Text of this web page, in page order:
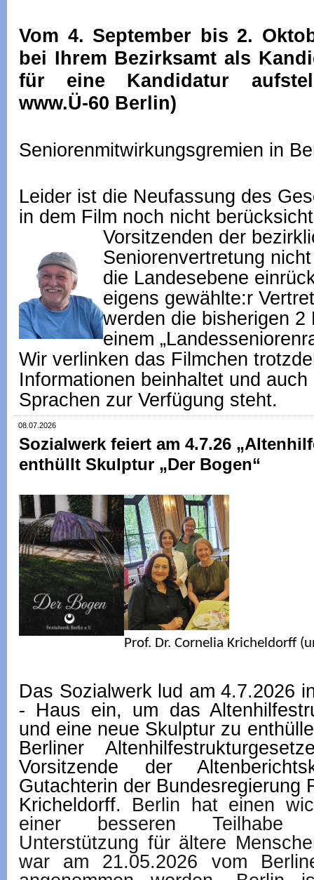
Vom 4. September bis 2.
bei Ihrem Bezirksamt als
für eine Kandidatur
www.Ü-60 Berlin)
Seniorenmitwirkungsgremien in
Leider ist die Neufassung des
in dem Film noch nicht
Vorsitzenden der
Seniorenvertretung
die Landesebene
eigens gewählte:r
werden die bisherigen 2
einem
Wir verlinken das Filmchen
Informationen beinhaltet und
Sprachen zur Verfügung steht.
08.07.2026
Sozialwerk feiert am 4.7.26
enthüllt Skulptur „Der Bogen“
Prof. Dr. Cornelia Kricheldorff
Das Sozialwerk lud am 4.7.2026
- Haus ein, um das
und eine neue Skulptur zu
Berliner
Vorsitzende der
Gutachterin der Bundesregierung
Kricheldorff.
Berlin hat einen
einer besseren Teilhabe
Unterstützung für ältere
war am 21.05.2026 vom